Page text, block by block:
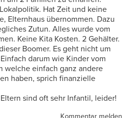
Hat Zeit und keine
Elternhaus übernommen. Dazu
Zutun. Alles wurde vom
Keine Kita Kosten. 2 Gehälter.
Boomer. Es geht nicht um
darum wie Kinder vom
welche einfach ganz andere
haben, sprich finanzielle
sind oft sehr Infantil, leider!